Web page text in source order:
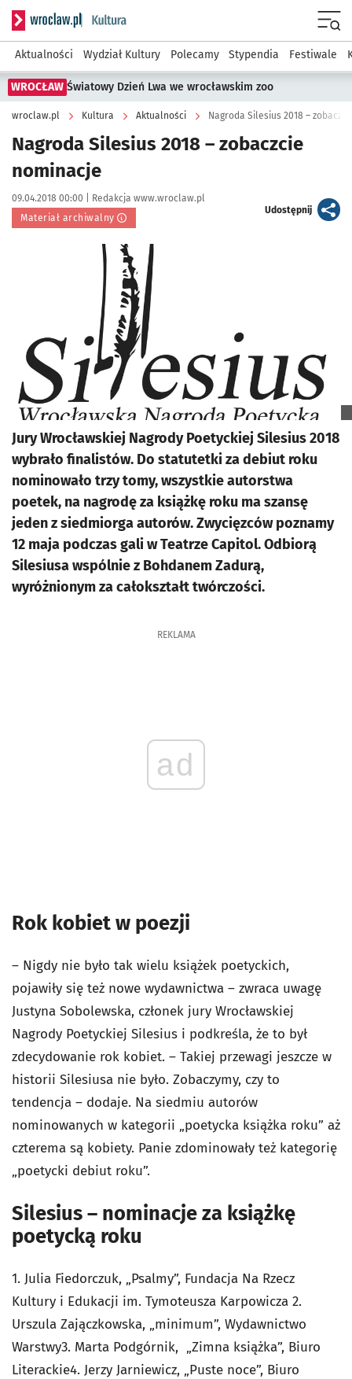
Serwis informacyjny wroclaw.pl podserwis: Kultura
Aktualności Wydział Kultury Polecamy Stypendia Festiwale
WROCŁAW Światowy Dzień Lwa we wrocławskim zoo
wroclaw.pl Kultura Aktualności Nagroda Silesius 2018 –
Nagroda Silesius 2018 – zobaczcie
nominacje
Data publikacji:
09.04.2018 00:00 | Autor:
Redakcja www.wroclaw.pl
Materiał archiwalny
Udostępnijartykuł
Kliknij, aby powiększyć
Jury Wrocławskiej Nagrody Poetyckiej Silesius 2018
wybrało finalistów. Do statutetki za debiut roku
nominowało trzy tomy, wszystkie autorstwa
poetek, na nagrodę za książkę roku ma szansę
jeden z siedmiorga autorów. Zwycięzców poznamy
12 maja podczas gali w Teatrze Capitol. Odbiorą
Silesiusa wspólnie z Bohdanem Zadurą,
wyróżnionym za całokształt twórczości.
REKLAMA
ad
Rok kobiet w poezji
– Nigdy nie było tak wielu książek poetyckich,
pojawiły się też nowe wydawnictwa – zwraca uwagę
Justyna Sobolewska, członek jury Wrocławskiej
Nagrody Poetyckiej Silesius i podkreśla, że to był
zdecydowanie rok kobiet. – Takiej przewagi jeszcze w
historii Silesiusa nie było. Zobaczymy, czy to
tendencja – dodaje. Na siedmiu autorów
nominowanych w kategorii „poetycka książka roku” aż
czterema są kobiety. Panie zdominowały też kategorię
„poetycki debiut roku”.
Silesius – nominacje za książkę
poetycką roku
1. Julia Fiedorczuk, „Psalmy”, Fundacja Na Rzecz
Kultury i Edukacji im. Tymoteusza Karpowicza 2.
Urszula Zajączkowska, „minimum”, Wydawnictwo
Warstwy3. Marta Podgórnik, „Zimna książka”, Biuro
Literackie4. Jerzy Jarniewicz, „Puste noce”, Biuro